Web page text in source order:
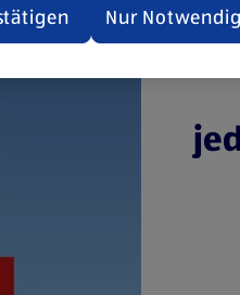
zur Verfügung.
und
Nur